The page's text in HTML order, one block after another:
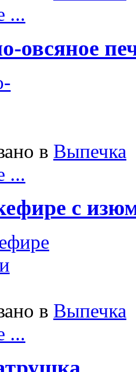
...
овсяное
в Выпечка
...
с
в Выпечка
...